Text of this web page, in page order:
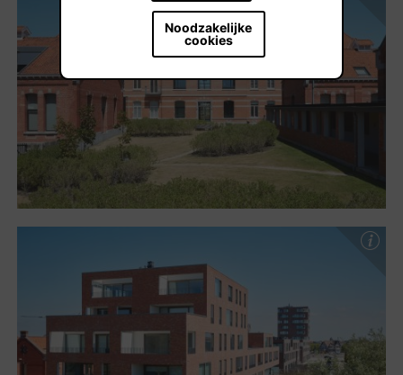
Noodzakelijke
cookies